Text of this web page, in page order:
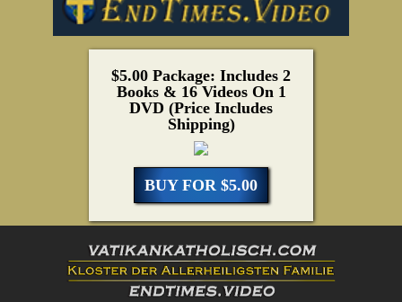
$5.00 Package: Includes 2
Books & 16 Videos On 1
DVD (Price Includes
Shipping)
BUY FOR $5.00